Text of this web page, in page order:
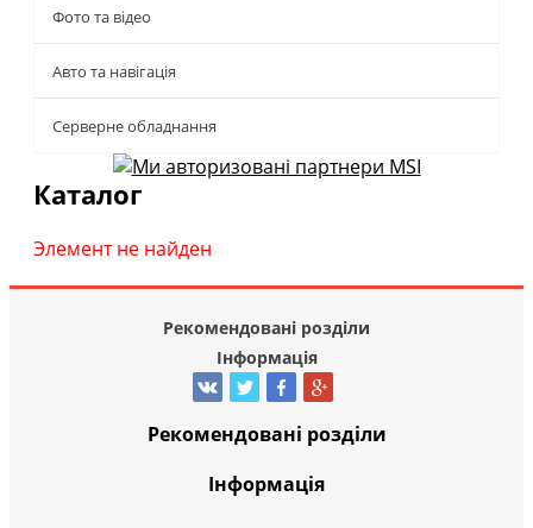
Фото та відео
Авто та навігація
Серверне обладнання
Каталог
Элемент не найден
Рекомендовані розділи
Інформація
Рекомендовані розділи
Інформація